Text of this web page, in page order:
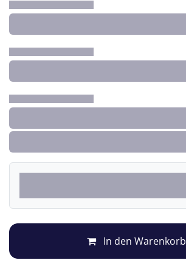
In den Warenkorb